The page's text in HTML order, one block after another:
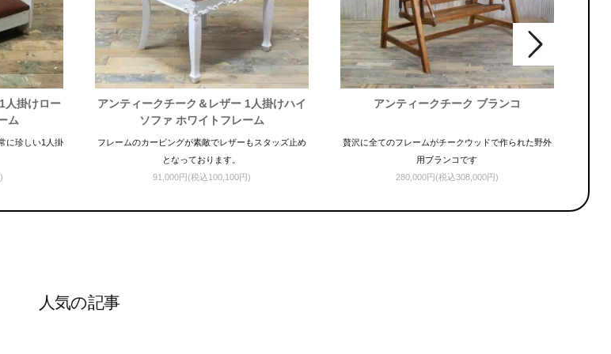
人掛けロー
ム
に珍しい1人掛
アンティークチーク＆レザー 1人掛けハイ
ソファ ホワイトフレーム
フレームのカービングが素敵でレザーもスタッズ止め
となっております。
91,000円(税込100,100円)
アンティークチーク ブランコ
贅沢に全てのフレームがチークウッドで作られた野外
用ブランコです
280,000円(税込308,000円)
人気の記事